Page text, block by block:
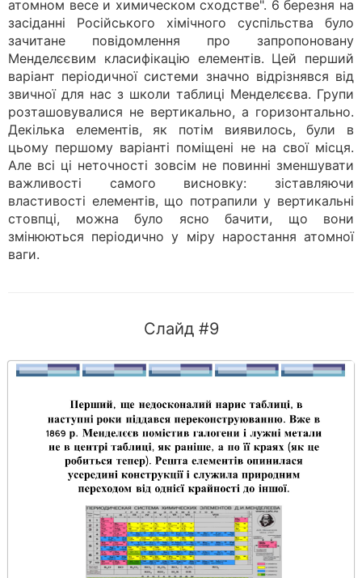
атомном весе и химическом сходстве". 6 березня на
засіданні Російського хімічного суспільства було
зачитане повідомлення про запропоновану
Менделєєвим класифікацію елементів. Цей перший
варіант періодичної системи значно відрізнявся від
звичної для нас з школи таблиці Менделєєва. Групи
розташовувалися не вертикально, а горизонтально.
Декілька елементів, як потім виявилось, були в
цьому першому варіанті поміщені не на свої місця.
Але всі ці неточності зовсім не повинні зменшувати
важливості самого висновку: зіставляючи
властивості елементів, що потрапили у вертикальні
стовпці, можна було ясно бачити, що вони
змінюються періодично у міру наростання атомної
ваги.
Слайд #9